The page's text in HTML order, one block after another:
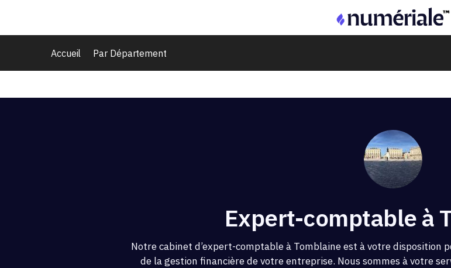
Accueil Par Département
Expert-comptable à
Notre cabinet d’expert-comptable à Tomblaine est à votre disposition
de la gestion financière de votre entreprise. Nous sommes à votre